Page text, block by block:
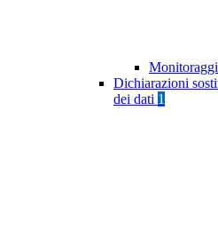
Dichiarazioni
dei dati 1